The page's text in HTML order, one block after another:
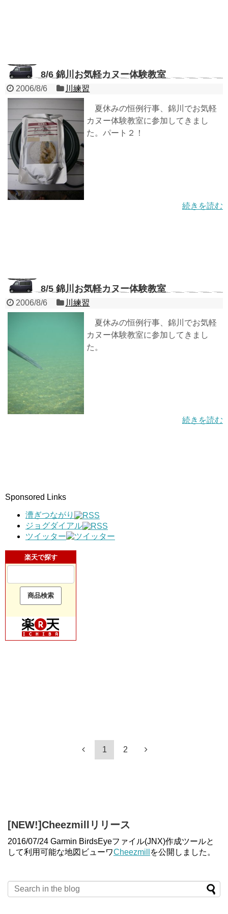
8/6 錦川お気軽カヌー体験教室
2006/8/6 川練習
夏休みの恒例行事、錦川でお気軽
カヌー体験教室に参加してきまし
た。パート２！
続きを読む
8/5 錦川お気軽カヌー体験教室
2006/8/6 川練習
夏休みの恒例行事、錦川でお気軽
カヌー体験教室に参加してきまし
た。
続きを読む
Sponsored Links
漕ぎつながり
ジョグダイアル
ツイッター
楽天で探す
1 2
[NEW!]Cheezmillリリース
2016/07/24 Garmin BirdsEyeファイル(JNX)作成ツールと
して利用可能な地図ビューワCheezmill を公開しました。